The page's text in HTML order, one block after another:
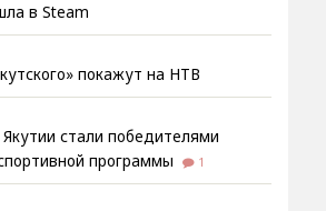
в Steam
покажут на НТВ
стали победителями
программы
1